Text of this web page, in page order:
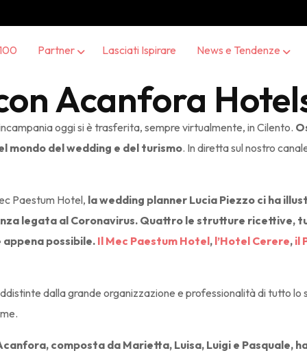
Partner Lasciati Ispirare News e Tendenze
Acanfora
oggi si è trasferita, sempre virtualmente, in Cilento.
mondo del wedding e del turismo. In diretta sul nostro
Paestum Hotel, la wedding planner Lucia Piezzo ci ha
legata al Coronavirus. Quattro le strutture ricettive,
possibile. Il Mec Paestum Hotel, l’Hotel Cerere, il
dalla grande organizzazione e professionalità di tutto
composta da Marietta, Luisa, Luigi e Pasquale,